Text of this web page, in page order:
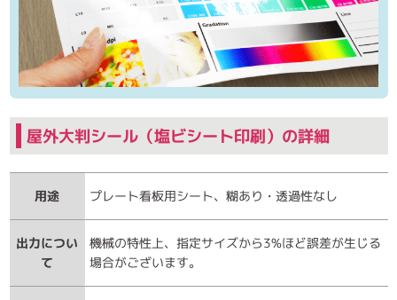
屋外大判シール（塩ビシート印刷）の詳細
用途 プレート看板用シート、糊あり・透過性なし
出力につい
て
機械の特性上、指定サイズから3%ほど誤差が生じる
場合がございます。